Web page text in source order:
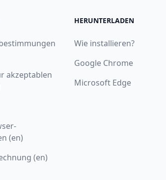
akzeptablen
(en)
(en)
HERUNTERLADEN
Wie installieren?
Google Chrome
Microsoft Edge